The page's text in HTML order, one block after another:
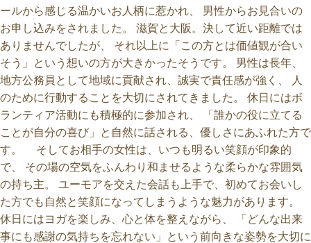
ールから感じる温かいお人柄に惹かれ、 男性からお見合いの
お申し込みをされました。 滋賀と大阪。決して近い距離では
ありませんでしたが、 それ以上に「この方とは価値観が合い
そう」という想いの方が大きかったそうです。 男性は長年、
地方公務員として地域に貢献され、誠実で責任感が強く、 人
のために行動することを大切にされてきました。 休日にはボ
ランティア活動にも積極的に参加され、 「誰かの役に立てる
ことが自分の喜び」と自然に話される、優しさにあふれた方で
す。 そしてお相手の女性は、いつも明るい笑顔が印象的
で、 その場の空気をふんわり和ませるような柔らかな雰囲気
の持ち主。 ユーモアを交えた会話も上手で、初めてお会いし
た方でも自然と笑顔になってしまうような魅力があります。
休日にはヨガを楽しみ、心と体を整えながら、 「どんな出来
事にも感謝の気持ちを忘れない」という前向きな姿勢を大切に